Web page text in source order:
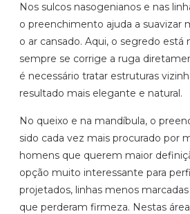
Nos sulcos nasogenianos e nas
o preenchimento ajuda a suavizar
o ar cansado. Aqui, o segredo está
sempre se corrige a ruga
é necessário tratar estruturas
resultado mais elegante e natural.
No queixo e na mandíbula, o
sido cada vez mais procurado por
homens que querem maior
opção muito interessante para
projetados, linhas menos
que perderam firmeza. Nestas